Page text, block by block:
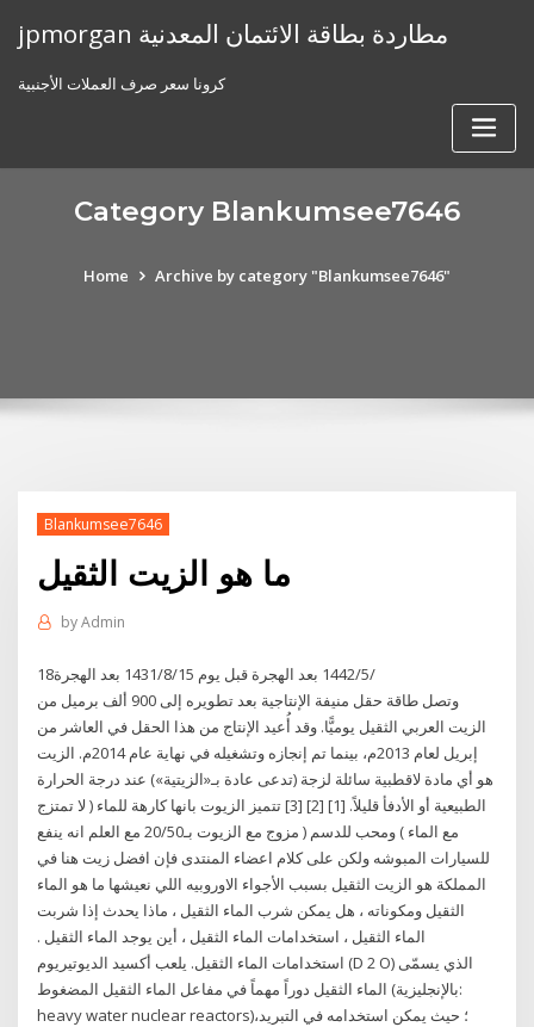
jpmorgan مطاردة بطاقة الائتمان المعدنية
كرونا سعر صرف العملات الأجنبية
Category Blankumsee7646
Home Archive by category "Blankumsee7646"
Blankumsee7646
ما هو الزيت الثقيل
byAdmin
18‏‏/5‏‏/1442 بعد الهجرة قبل يوم 15‏‏/8‏‏/1431 بعد الهجرة
وتصل طاقة حقل منيفة الإنتاجية بعد تطويره إلى 900 ألف برميل من
الزيت العربي الثقيل يوميًّا. وقد أُعيد الإنتاج من هذا الحقل في العاشر من
إبريل لعام 2013م، بينما تم إنجازه وتشغيله في نهاية عام 2014م. الزيت
هو أي مادة لاقطبية سائلة لزجة (تدعى عادة بـ«الزيتية») عند درجة الحرارة
الطبيعية أو الأدفأ قليلاً. [1] [2] [3] تتميز الزيوت بانها كارهة للماء ( لا تمتزج
مع الماء ) ومحب للدسم ( مزوج مع الزيوت بـ20/50 مع العلم انه ينفع
للسيارات المبوشه ولكن على كلام اعضاء المنتدى فإن افضل زيت هنا في
المملكة هو الزيت الثقيل بسبب الأجواء الاوروبيه اللي نعيشها ما هو الماء
الثقيل ومكوناته ، هل يمكن شرب الماء الثقيل ، ماذا يحدث إذا شربت
الماء الثقيل ، استخدامات الماء الثقيل ، أين يوجد الماء الثقيل .
استخدامات الماء الثقيل. يلعب أكسيد الديوتيريوم (D 2 O) الذي يسمّى
الماء الثقيل دوراً مهماً في مفاعل الماء الثقيل المضغوط (بالإنجليزية:
heavy water nuclear reactors)؛ حيث يمكن استخدامه في التبريد،